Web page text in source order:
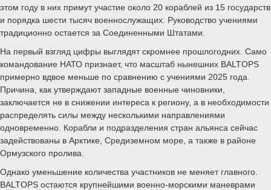
этом году в них примут участие около 20 кораблей из 15 государств
и порядка шести тысяч военнослужащих. Руководство учениями
традиционно остается за Соединенными Штатами.
На первый взгляд цифры выглядят скромнее прошлогодних. Само
командование НАТО признает, что масштаб нынешних BALTOPS
примерно вдвое меньше по сравнению с учениями 2025 года.
Причина, как утверждают западные военные чиновники,
заключается не в снижении интереса к региону, а в необходимости
распределять силы между несколькими направлениями
одновременно. Корабли и подразделения стран альянса сейчас
задействованы в Арктике, Средиземном море, а также в районе
Ормузского пролива.
Однако уменьшение количества участников не меняет главного.
BALTOPS остаются крупнейшими военно-морскими маневрами